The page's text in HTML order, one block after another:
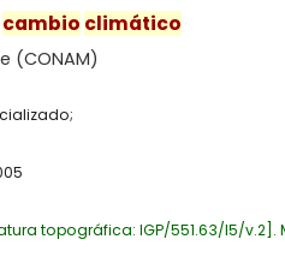
cambio climático
(CONAM)
topográfica: IGP/551.63/I5/v.2 .